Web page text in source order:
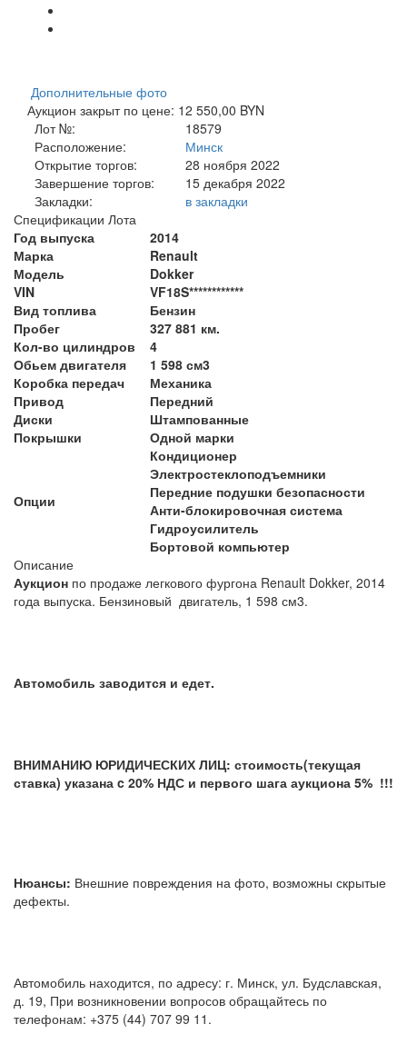
Дополнительные фото
Аукцион закрыт по цене: 12 550,00 BYN
Лот №:
18579
Расположение:
Минск
Открытие торгов:
28 ноября 2022
Завершение торгов:
15 декабря 2022
Закладки:
в закладки
Спецификации Лота
Год выпуска
2014
Марка
Renault
Модель
Dokker
VIN
VF18S************
Вид топлива
Бензин
Пробег
327 881 км.
Кол-во цилиндров
4
Обьем двигателя
1 598 см3
Коробка передач
Механика
Привод
Передний
Диски
Штампованные
Покрышки
Одной марки
Опции
Кондиционер
Электростеклоподъемники
Передние подушки безопасности
Анти-блокировочная система
Гидроусилитель
Бортовой компьютер
Описание
Аукцион по продаже легкового фургона Renault Dokker, 2014
года выпуска. Бензиновый двигатель, 1 598 см3.
Автомобиль заводится и едет.
ВНИМАНИЮ ЮРИДИЧЕСКИХ ЛИЦ: стоимость(текущая
ставка) указана c 20% НДС и первого шага аукциона 5% !!!
Нюансы: Внешние повреждения на фото, возможны скрытые
дефекты.
Автомобиль находится, по адресу: г. Минск, ул. Будславская,
д. 19, При возникновении вопросов обращайтесь по
телефонам: +375 (44) 707 99 11.